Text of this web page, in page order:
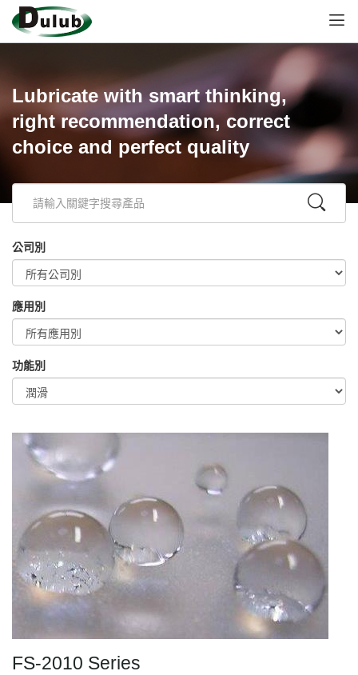
Lubricate with smart thinking,
right recommendation, correct
choice and perfect quality
公司別
應用別
功能別
FS-2010 Series